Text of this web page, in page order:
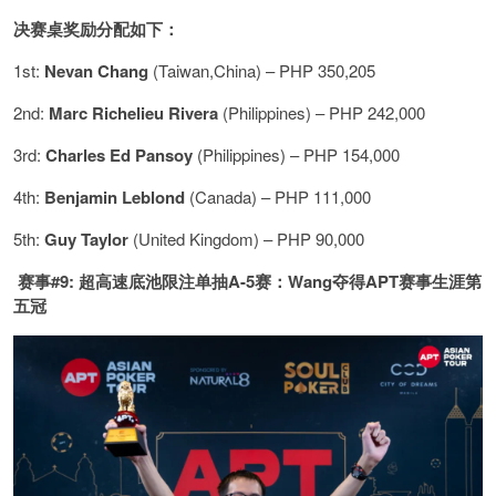
决赛桌奖励分配如下：
1st: Nevan Chang (Taiwan,China) – PHP 350,205
2nd: Marc Richelieu Rivera (Philippines) – PHP 242,000
3rd: Charles Ed Pansoy (Philippines) – PHP 154,000
4th: Benjamin Leblond (Canada) – PHP 111,000
5th: Guy Taylor (United Kingdom) – PHP 90,000
赛事#9: 超高速底池限注单抽A-5赛：Wang夺得APT赛事生涯第
五冠